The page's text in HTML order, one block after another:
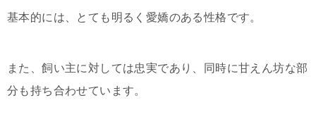
基本的には、とても明るく愛嬌のある性格です。
また、飼い主に対しては忠実であり、同時に甘えん坊な部
分も持ち合わせています。